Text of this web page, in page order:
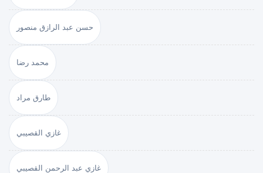
حسن عبد الرازق منصور
محمد رضا
طارق مراد
غازي القصيبي
غازي عبد الرحمن القصيبي